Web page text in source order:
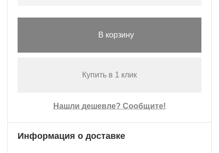
В корзину
Купить в 1 клик
Нашли дешевле? Сообщите!
Информация о доставке